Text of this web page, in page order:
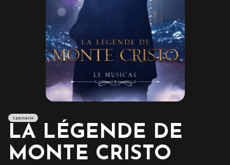
Spectacle
LA LÉGENDE DE
MONTE CRISTO